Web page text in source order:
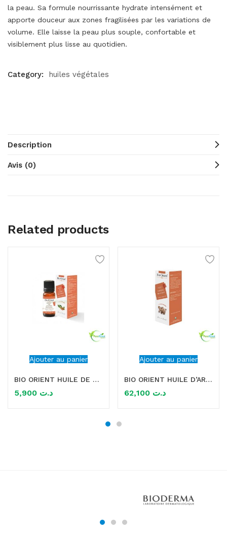
la peau. Sa formule nourrissante hydrate intensément et
apporte douceur aux zones fragilisées par les variations de
volume. Elle laisse la peau plus souple, confortable et
visiblement plus lisse au quotidien.
Category: huiles végétales
Description
Avis (0)
Related products
Ajouter au panier
BIO ORIENT HUILE DE JOJOBA 10ML
د.ت
Ajouter au panier
BIO ORIENT HUILE D’ARGAN 90ML
د.ت